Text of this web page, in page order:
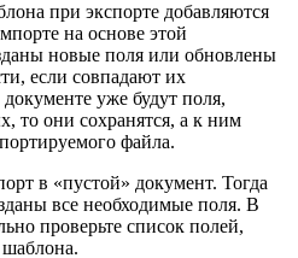
при экспорте добавляются
на основе этой
новые поля или обновлены
если совпадают их
уже будут поля,
то они сохранятся, а к ним
файла.
в «пустой» документ. Тогда
все необходимые поля. В
проверьте список полей,